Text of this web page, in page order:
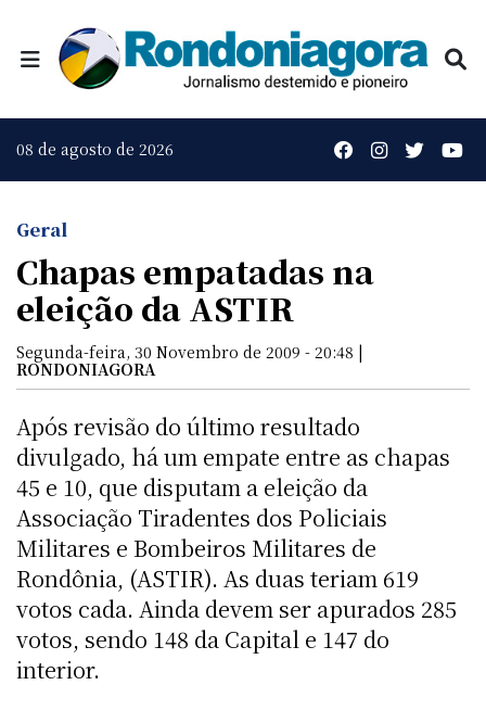
08 de agosto de 2026
Geral
Chapas empatadas na
eleição da ASTIR
Segunda-feira, 30 Novembro de 2009 - 20:48 |
RONDONIAGORA
Após revisão do último resultado
divulgado, há um empate entre as chapas
45 e 10, que disputam a eleição da
Associação Tiradentes dos Policiais
Militares e Bombeiros Militares de
Rondônia, (ASTIR). As duas teriam 619
votos cada. Ainda devem ser apurados 285
votos, sendo 148 da Capital e 147 do
interior.